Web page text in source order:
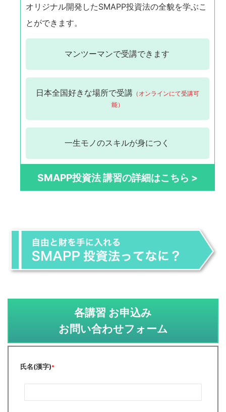
オリジナル開発したSMAPP投資法の全貌を学ぶこ
とができます。
マンツーマンで受講できます
日本全国好きな場所で受講 （オンラインにて受講可
能）
一生モノのスキルが身につく
SMAPP投資法 講習の詳細はこちら >
各講習 お申込み
お問い合わせフォーム
氏名(漢字)*